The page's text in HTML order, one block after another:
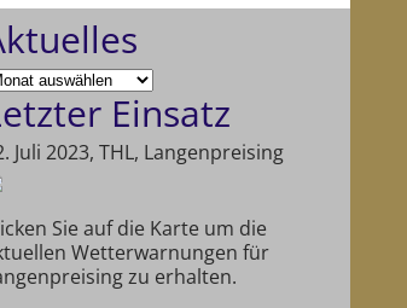
Einsatz
Juli 2023, THL, Langenpreising
Sie auf die Karte um die
Wetterwarnungen für
zu erhalten.